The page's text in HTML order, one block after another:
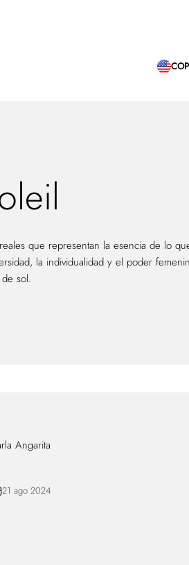
que representan la esencia de lo
la individualidad y el poder
sol.
Angarita
21 ago 2024